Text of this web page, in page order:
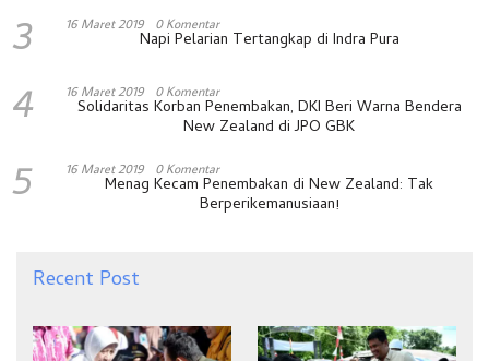
3 16 Maret 2019 0 Komentar
Napi Pelarian Tertangkap di Indra Pura
4 16 Maret 2019 0 Komentar
Solidaritas Korban Penembakan, DKI Beri Warna Bendera
New Zealand di JPO GBK
5 16 Maret 2019 0 Komentar
Menag Kecam Penembakan di New Zealand: Tak
Berperikemanusiaan!
Recent Post